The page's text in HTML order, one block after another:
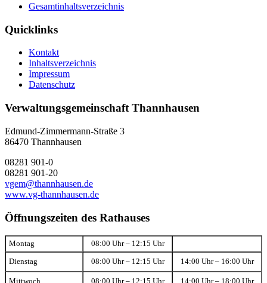
Gesamtinhaltsverzeichnis
Quicklinks
Kontakt
Inhaltsverzeichnis
Impressum
Datenschutz
Verwaltungsgemeinschaft Thannhausen
Edmund-Zimmermann-Straße 3
86470 Thannhausen
08281 901-0
08281 901-20
vgem@thannhausen.de
www.vg-thannhausen.de
Öffnungszeiten des Rathauses
Montag 08:00 Uhr – 12:15 Uhr
Dienstag 08:00 Uhr – 12:15 Uhr 14:00 Uhr – 16:00 Uhr